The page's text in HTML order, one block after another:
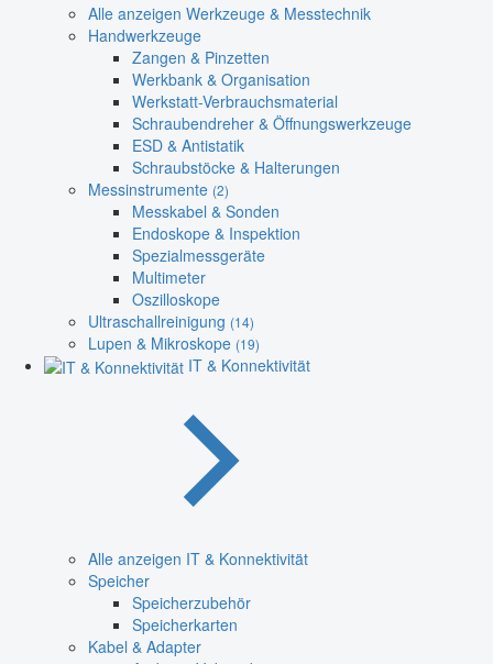
Alle anzeigen Werkzeuge & Messtechnik
Handwerkzeuge
Zangen & Pinzetten
Werkbank & Organisation
Werkstatt-Verbrauchsmaterial
Schraubendreher & Öffnungswerkzeuge
ESD & Antistatik
Schraubstöcke & Halterungen
Messinstrumente (2)
Messkabel & Sonden
Endoskope & Inspektion
Spezialmessgeräte
Multimeter
Oszilloskope
Ultraschallreinigung (14)
Lupen & Mikroskope (19)
IT & Konnektivität
Alle anzeigen IT & Konnektivität
Speicher
Speicherzubehör
Speicherkarten
Kabel & Adapter